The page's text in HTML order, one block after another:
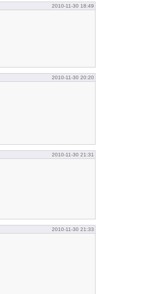
2010-11-30 18:49
2010-11-30 20:20
2010-11-30 21:31
2010-11-30 21:33